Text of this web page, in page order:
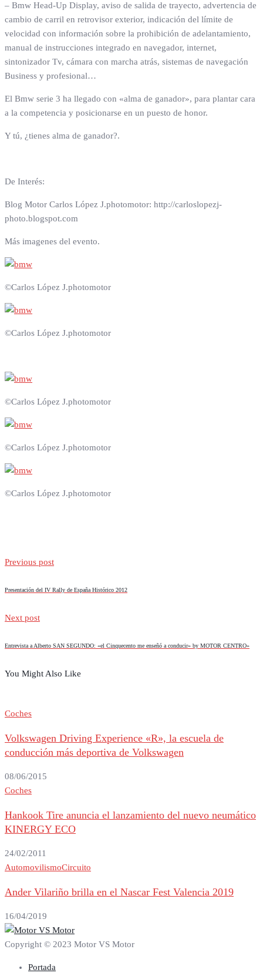
– Bmw Head-Up Display, aviso de salida de trayecto, advertencia de
cambio de carril en retrovisor exterior, indicación del límite de
velocidad con información sobre la prohibición de adelantamiento,
manual de instrucciones integrado en navegador, internet,
sintonizador Tv, cámara con marcha atrás, sistemas de navegación
Business y profesional…
El Bmw serie 3 ha llegado con «alma de ganador», para plantar cara
a la competencia y posicionarse en un puesto de honor.
Y tú, ¿tienes alma de ganador?.
De Interés:
Blog Motor Carlos López J.photomotor: http://carloslopezj-
photo.blogspot.com
Más imagenes del evento.
©Carlos López J.photomotor
©Carlos López J.photomotor
©Carlos López J.photomotor
©Carlos López J.photomotor
©Carlos López J.photomotor
Previous post
Presentación del IV Rally de España Histórico 2012
Next post
Entrevista a Alberto SAN SEGUNDO: «el Cinquecento me enseñó a conducir» by MOTOR CENTRO»
You Might Also Like
Coches
Volkswagen Driving Experience «R», la escuela de
conducción más deportiva de Volkswagen
08/06/2015
Coches
Hankook Tire anuncia el lanzamiento del nuevo neumático
KINERGY ECO
24/02/2011
AutomovilismoCircuito
Ander Vilariño brilla en el Nascar Fest Valencia 2019
16/04/2019
Copyright © 2023 Motor VS Motor
Portada